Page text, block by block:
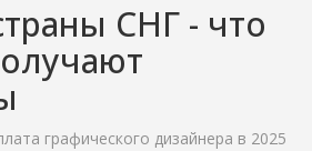
СНГ - что
графического дизайнера в 2025